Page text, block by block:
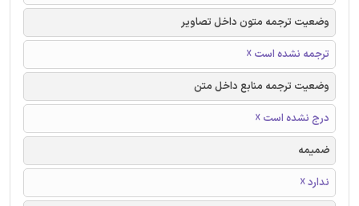
وضعیت ترجمه متون داخل تصاویر
ترجمه نشده است ☓
وضعیت ترجمه منابع داخل متن
درج نشده است ☓
ضمیمه
ندارد ☓